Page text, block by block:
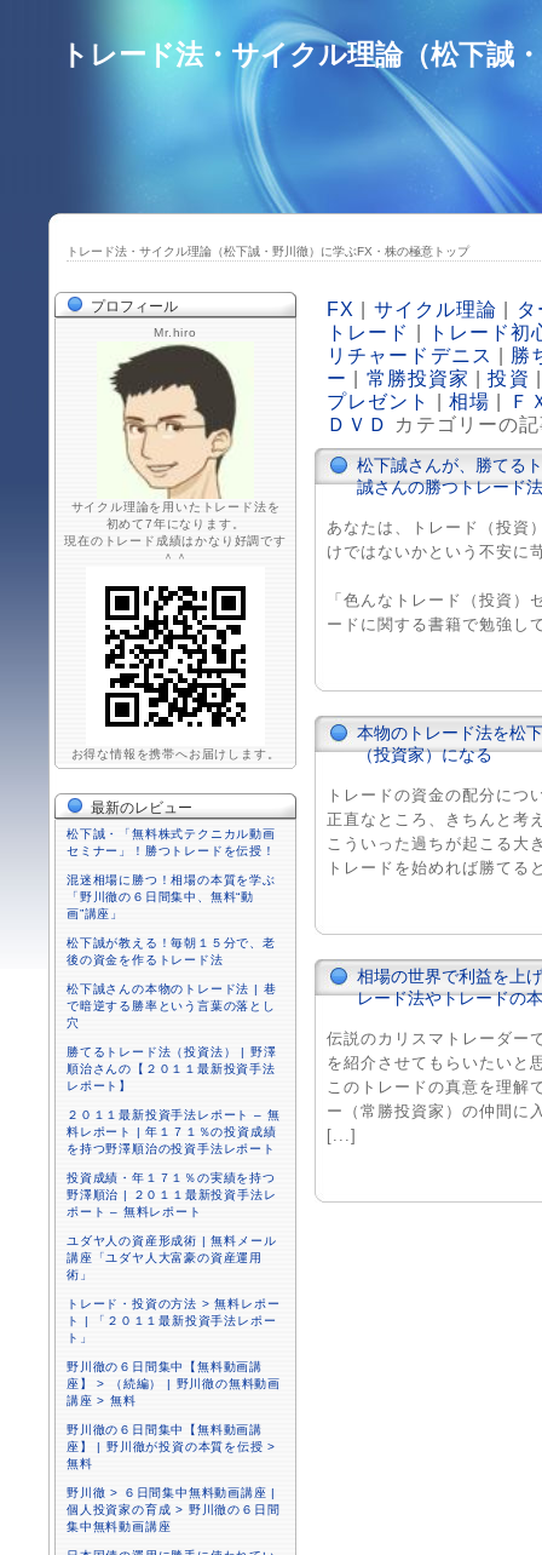
トレード法・サイクル理論（松下誠
トレード法・サイクル理論（松下誠・野川徹）に学ぶFX・株の極意トップ
FX サイクル理論
トレード
トレード初
リチャードデニス
勝
ー
常勝投資家 |投資
プレゼント
相場
Ｆ
ＤＶＤ
カテゴリーの
松下誠さんが、勝てる
誠さんの勝つトレード
あなたは、トレード（投資
けではないかという不安に
「色んなトレード（投資）
ードに関する書籍で勉強し
本物のトレード法を松
（投資家）になる
トレードの資金の配分につ
正直なところ、きちんと考
こういった過ちが起こる大
トレードを始めれば勝て
相場の世界で利益を上
レード法やトレードの
伝説のカリスマトレーダー
を紹介させてもらいたいと
このトレードの真意を理解
ー（常勝投資家）の仲間に
[...]
プロフィール
Mr.hiro
サイクル理論を用いたトレード法を
初めて7年になります。
現在のトレード成績はかなり好調です
＾＾
お得な情報を携帯へお届けします。
最新のレビュー
松下誠・「無料株式テクニカル動画
セミナー」！勝つトレードを伝授！
混迷相場に勝つ！相場の本質を学ぶ
「野川徹の６日間集中、無料“動
画”講座」
松下誠が教える！毎朝１５分で、老
後の資金を作るトレード法
松下誠さんの本物のトレード法 | 巷
で暗逆する勝率という言葉の落とし
穴
勝てるトレード法（投資法） | 野澤
順治さんの【２０１１最新投資手法
レポート】
２０１１最新投資手法レポート – 無
料レポート | 年１７１％の投資成績
を持つ野澤順治の投資手法レポート
投資成績・年１７１％の実績を持つ
野澤順治 | ２０１１最新投資手法レ
ポート – 無料レポート
ユダヤ人の資産形成術 | 無料メール
講座「ユダヤ人大富豪の資産運用
術」
トレード・投資の方法 > 無料レポー
ト | 「２０１１最新投資手法レポー
ト」
野川徹の６日間集中【無料動画講
座】 > （続編） | 野川徹の無料動画
講座 > 無料
野川徹の６日間集中【無料動画講
座】 | 野川徹が投資の本質を伝授 >
無料
野川徹 > ６日間集中無料動画講座 |
個人投資家の育成 > 野川徹の６日間
集中無料動画講座